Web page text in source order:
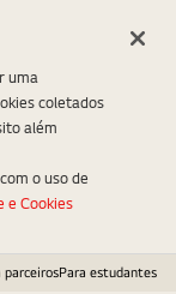
parceirosPara estudantes
uma
coletados
além
o uso de
e Cookies